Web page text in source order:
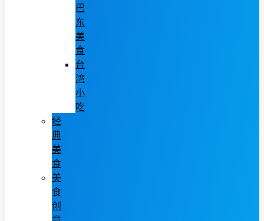
巴
东
美
食
台
湾
小
吃
经
典
美
食
美
食
创